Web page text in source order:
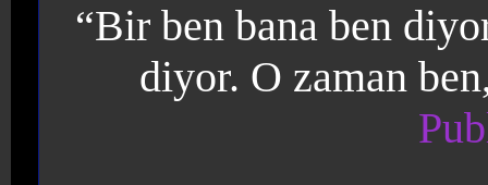
“Bir ben bana ben
diyor. O zaman